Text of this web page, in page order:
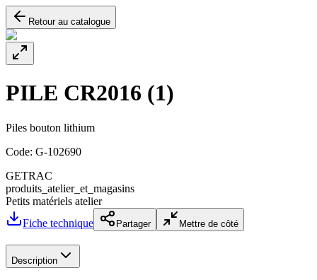
Retour au catalogue
PILE CR2016 (1)
Piles bouton lithium
Code: G-102690
GETRAC
produits_atelier_et_magasins
Petits matériels atelier
Fiche technique
Partager Mettre de côté
Description